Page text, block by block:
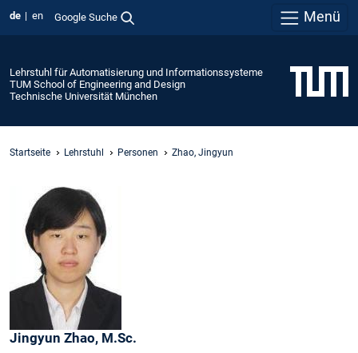
de en Google Suche Menü
Lehrstuhl für Automatisierung und Informationssysteme
TUM School of Engineering and Design
Technische Universität München
Startseite Lehrstuhl Personen Zhao, Jingyun
Jingyun Zhao, M.Sc.